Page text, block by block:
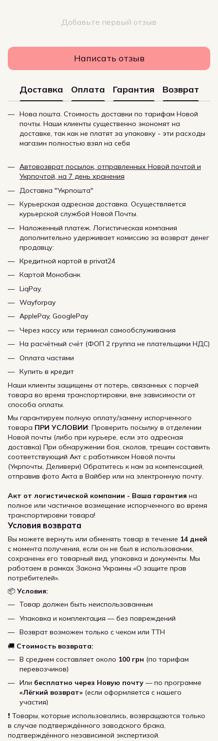
Добавьте первый отзыв
Написать отзыв
Доставка Оплата Гарантия Возврат
Нова пошта. Стоимость доставки по тарифам Новой
почты. Наши клиенты существенно экономят на
доставке, так как не платят за упаковку - эти расходы
магазин полностью взял на себя
Автовозврат посылок, отправленных Новой почтой и
Укрпочтой, на 7 день хранения
Доставка "Укрпошта"
Курьерская адресная доставка. Осуществляется
курьерской службой Новой Почты.
Наложенный платеж. Логистическая компания
дополнительно удерживает комиссию за возврат денег
продавцу:
Кредитной картой в privat24
Картой Монобанк
LiqPay.
Wayforpay
ApplePay, GooglePay
Через кассу или терминал самообслуживания
На расчётный счёт (ФОП 2 группа не плательщики НДС)
Оплата частями
Купить в кредит
Наши клиенты защищены от потерь, связанных с порчей
товара во время транспортировки, вне зависимости от
способа оплаты.
Мы гарантируем полную оплату/замену испорченного
товара ПРИ УСЛОВИИ: Проверить посылку в отделении
Новой почты (либо при курьере, если это адресная
доставка) При обнаружении боя, сколов, трещин составить
соответствующий Акт с работником Новой почты
(Укрпочты, Деливери) Обратитесь к нам за компенсацией,
отправив фото Акта в Вайбер или на электронную почту.
Акт от логистической компании - Ваша гарантия на
полное или частичное возмещение испорченного во время
транспортировки товара!
Условия возврата
Вы можете вернуть или обменять товар в течение 14 дней
с момента получения, если он не был в использовании,
сохранены его товарный вид, упаковка и документы. Мы
работаем в рамках Закона Украины «О защите прав
потребителей».
📦 Условия:
Товар должен быть неиспользованным
Упаковка и комплектация — без повреждений
Возврат возможен только с чеком или ТТН
🚚 Стоимость возврата:
В среднем составляет около 100 грн (по тарифам
перевозчиков)
Или бесплатно через Новую почту — по программе
«Лёгкий возврат» (если оформляется с нашего
участия)
❗ Товары, которые использовались, возвращаются только
в случае подтверждённого заводского брака,
подтверждённого независимой экспертизой.